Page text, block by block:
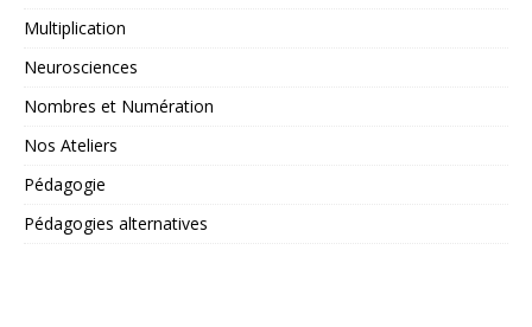
Multiplication
Neurosciences
Nombres et Numération
Nos Ateliers
Pédagogie
Pédagogies alternatives